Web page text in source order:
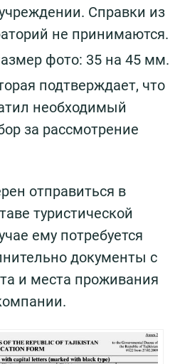
Справки из
не принимаются.
фото: 35 на 45 мм.
подтверждает, что
необходимый
за рассмотрение
отправиться в
туристической
ему потребуется
документы с
и места проживания